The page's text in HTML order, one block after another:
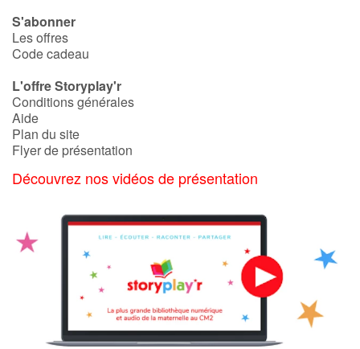
S'abonner
Les offres
Code cadeau
L'offre Storyplay'r
Conditions générales
Aide
Plan du site
Flyer de présentation
Découvrez nos vidéos de présentation